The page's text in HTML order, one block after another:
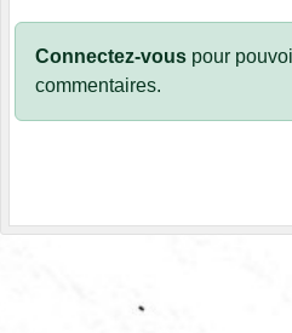
Connectez-vous pour
commentaires.